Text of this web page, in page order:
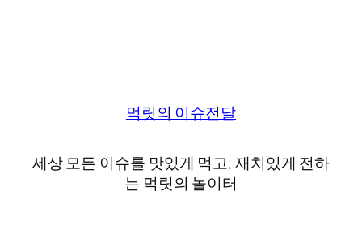
먹릿의 이슈전달
세상 모든 이슈를 맛있게 먹고, 재치있게 전하
는 먹릿의 놀이터